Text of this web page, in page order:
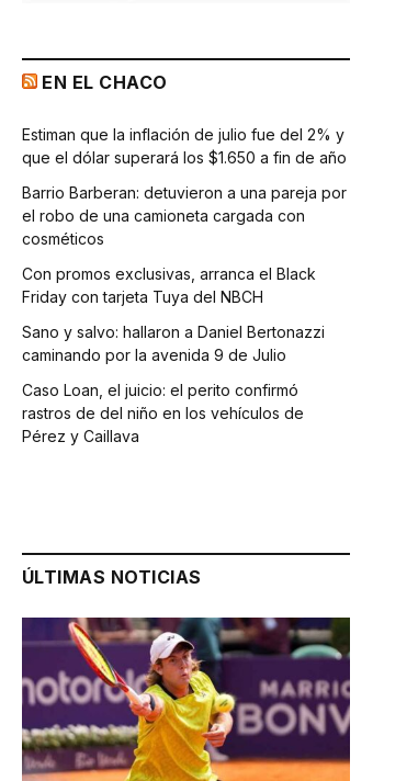
EN EL CHACO
Estiman que la inflación de julio fue del 2% y
que el dólar superará los $1.650 a fin de año
Barrio Barberan: detuvieron a una pareja por
el robo de una camioneta cargada con
cosméticos
Con promos exclusivas, arranca el Black
Friday con tarjeta Tuya del NBCH
Sano y salvo: hallaron a Daniel Bertonazzi
caminando por la avenida 9 de Julio
Caso Loan, el juicio: el perito confirmó
rastros de del niño en los vehículos de
Pérez y Caillava
ÚLTIMAS NOTICIAS